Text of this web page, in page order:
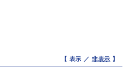
【 表示 ／ 非表示 】